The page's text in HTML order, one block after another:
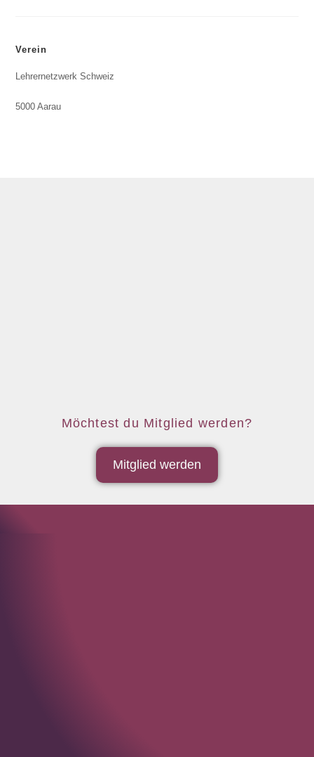
Verein
Lehrernetzwerk Schweiz
5000 Aarau
Möchtest du Mitglied werden?
Mitglied werden